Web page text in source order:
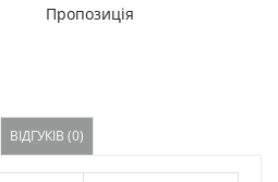
Пропозиція
ВІДГУКІВ (0)